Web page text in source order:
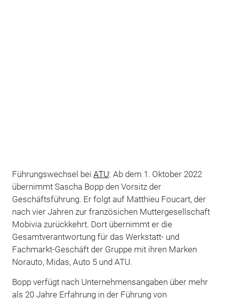
Führungswechsel bei ATU: Ab dem 1. Oktober 2022
übernimmt Sascha Bopp den Vorsitz der
Geschäftsführung. Er folgt auf Matthieu Foucart, der
nach vier Jahren zur französichen Muttergesellschaft
Mobivia zurückkehrt. Dort übernimmt er die
Gesamtverantwortung für das Werkstatt- und
Fachmarkt-Geschäft der Gruppe mit ihren Marken
Norauto, Midas, Auto 5 und ATU.
Bopp verfügt nach Unternehmensangaben über mehr
als 20 Jahre Erfahrung in der Führung von